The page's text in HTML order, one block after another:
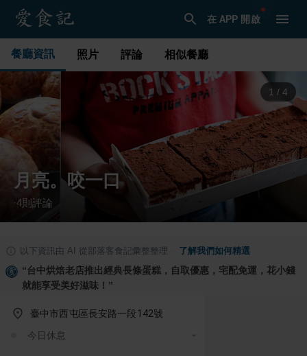
在 APP 開啟
餐廳資訊 照片 評論 相似餐廳
1 / 4
月亮。咬一口
·4則評論
以下資訊由 AI 從部落客食記彙整整理 了解我們如何精選
“台中烘焙老店推出經典長條蛋糕，自取優惠，宅配免運，花小錢
就能享受美好滋味！ ”
臺中市西屯區長安路一段142號
今日休息